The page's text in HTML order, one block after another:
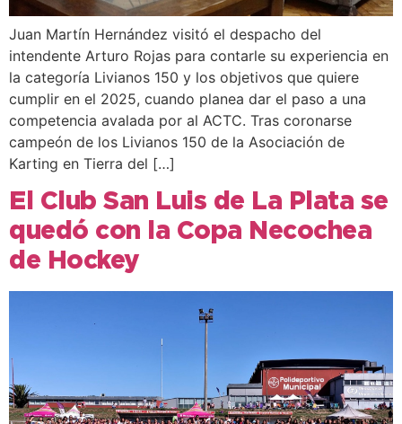
Juan Martín Hernández visitó el despacho del
intendente Arturo Rojas para contarle su experiencia en
la categoría Livianos 150 y los objetivos que quiere
cumplir en el 2025, cuando planea dar el paso a una
competencia avalada por al ACTC. Tras coronarse
campeón de los Livianos 150 de la Asociación de
Karting en Tierra del […]
El Club San Luis de La Plata se
quedó con la Copa Necochea
de Hockey